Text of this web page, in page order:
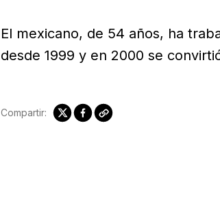
El mexicano, de 54 años, ha
desde 1999 y en 2000 se
Compartir: